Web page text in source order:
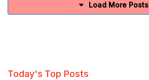
Load More Posts
Today's Top Posts